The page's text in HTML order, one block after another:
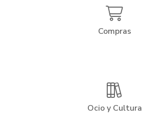
Compras
Ocio y Cultura